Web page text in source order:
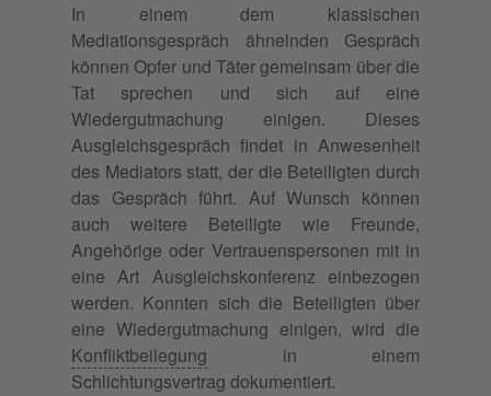
In einem dem klassischen
Mediationsgespräch ähnelnden Gespräch
können Opfer und Täter gemeinsam über die
Tat sprechen und sich auf eine
Wiedergutmachung einigen. Dieses
Ausgleichsgespräch findet in Anwesenheit
des Mediators statt, der die Beteiligten durch
das Gespräch führt. Auf Wunsch können
auch weitere Beteiligte wie Freunde,
Angehörige oder Vertrauenspersonen mit in
eine Art Ausgleichskonferenz einbezogen
werden. Konnten sich die Beteiligten über
eine Wiedergutmachung einigen, wird die
Konfliktbeilegung in einem
Schlichtungsvertrag dokumentiert.